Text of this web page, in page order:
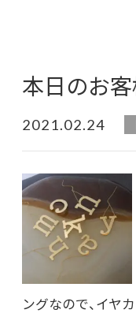
本日のお
2021.02.24
ングなので、イヤ